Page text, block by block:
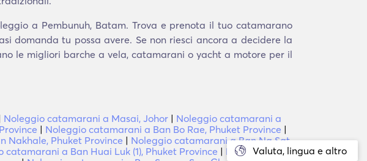
Valuta, lingua e altro
a Pembunuh, Batam. Trova e prenota il tuo catamarano
domanda tu possa avere. Se non riesci ancora a decidere la
le migliori barche a vela, catamarani o yacht a motore per il
Noleggio catamarani a Masai, Johor | Noleggio catamarani a
| Noleggio catamarani a Ban Bo Rae, Phuket Province |
Nakhale, Phuket Province | Noleggio catamarani a Ban Na Sat,
catamarani a Ban Huai Luk (1), Phuket Province | Noleggio